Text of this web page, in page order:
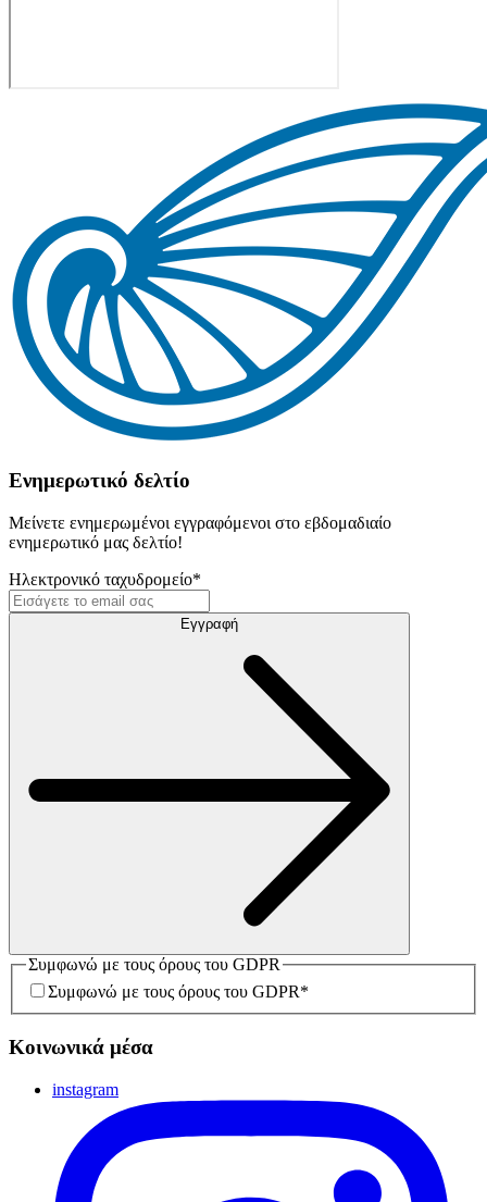
Ενημερωτικό δελτίο
Μείνετε ενημερωμένοι εγγραφόμενοι στο εβδομαδιαίο
ενημερωτικό μας δελτίο!
Ηλεκτρονικό ταχυδρομείο*
Εγγραφή
Συμφωνώ με τους όρους του GDPR
Συμφωνώ με τους όρους του GDPR*
Κοινωνικά μέσα
instagram